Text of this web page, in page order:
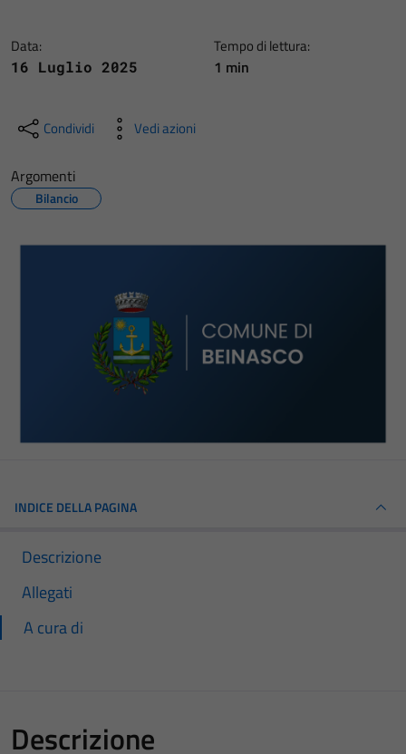
Data:
16 Luglio 2025
Tempo di lettura:
1 min
Condividi Vedi azioni
Argomenti
Bilancio
INDICE DELLA PAGINA
Descrizione
Allegati
A cura di
Descrizione